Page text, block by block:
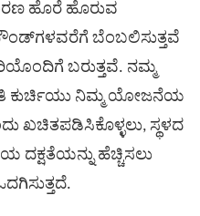
ಹೊರೆ ಹೊರುವ
ಬೆಂಬಲಿಸುತ್ತವೆ
ಬರುತ್ತವೆ. ನಮ್ಮ
ಕುರ್ಚಿಯು ನಿಮ್ಮ ಯೋಜನೆಯ
ಖಚಿತಪಡಿಸಿಕೊಳ್ಳಲು, ಸ್ಥಳದ
ಹೆಚ್ಚಿಸಲು